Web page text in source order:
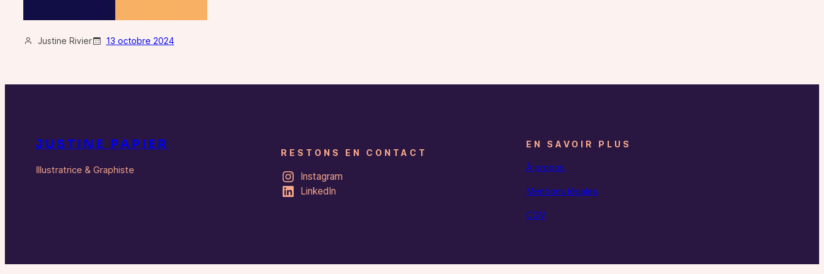
Justine Rivier 13 octobre 2024
JUSTINE PAPIER
Illustratrice & Graphiste
RESTONS EN CONTACT
Instagram
LinkedIn
EN SAVOIR PLUS
À propos
Mentions légales
CGV